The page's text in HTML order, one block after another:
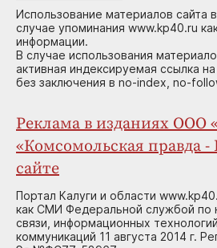
Использование материалов сайта
случае упоминания www.kp40.ru
информации.
В случае использования
активная индексируемая ссылка
без заключения в no-index, no-
Реклама в изданиях ООО
«Комсомольская правда -
сайте
Портал Калуги и области
как СМИ Федеральной службой по
связи, информационных
коммуникаций 11 августа 2014 г.